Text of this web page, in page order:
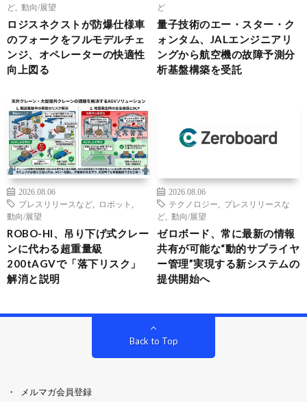
ど
動向/展望
ロジスネクストが防爆仕様車
のフォークをフルモデルチェ
ンジ、オペレーターの快適性
向上図る
ど
量子技術のエー・スター・ク
ォンタム、JALエンジニアリ
ングから航空機の故障予測分
析基盤構築を受託
2026.08.06
プレスリリースなど
ロボット
動向/展望
ROBO-HI、吊り下げ式クレー
ンに代わる超重量級
200tAGVで「落下リスク」
解消と説明
2026.08.06
テクノロジー
プレスリリースな
ど
動向/展望
ゼロボード、常に最新の情報
共有が可能な“動的サプライヤ
ー管理”実現する新システムの
提供開始へ
Back to Top
メルマガ会員登録